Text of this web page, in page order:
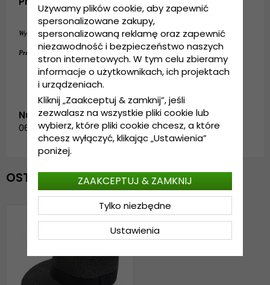
Wykonanie: 100% słoma papierowa
Przewodnik po rozmiarach: One size
Numer artykułu:
0617706.4.garda.carmela.black
OSTATNIO OGLĄDANE
Używamy plików cookie, aby zapewnić
spersonalizowane zakupy,
spersonalizowaną reklamę oraz zapewnić
niezawodność i bezpieczeństwo naszych
stron internetowych. W tym celu zbieramy
informacje o użytkownikach, ich projektach
i urządzeniach.
Kliknij „Zaakceptuj & zamknij”, jeśli
zezwalasz na wszystkie pliki cookie lub
wybierz, które pliki cookie chcesz, a które
chcesz wyłączyć, klikając „Ustawienia”
poniżej.
Ustawienia
Tylko niezbędne
ZAAKCEPTUJ & ZAMKNIJ